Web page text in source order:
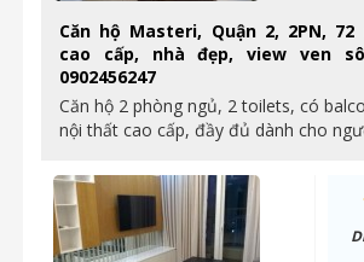
Căn hộ Masteri, Quận 2, 2PN,
cao cấp, nhà đẹp, view ven
0902456247
Căn hộ 2 phòng ngủ, 2 toilets, có
nội thất cao cấp, đầy đủ dành cho